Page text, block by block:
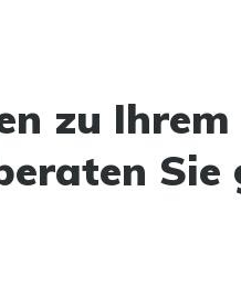
zu
Sie